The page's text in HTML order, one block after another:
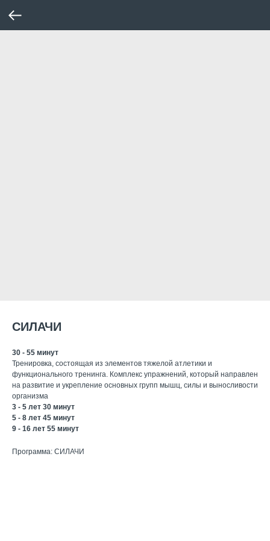
СИЛАЧИ
30 - 55 минут
Тренировка, состоящая из элементов тяжелой атлетики и
функционального тренинга. Комплекс упражнений, который направлен
на развитие и укрепление основных групп мышц, силы и выносливости
организма
3 - 5 лет 30 минут
5 - 8 лет 45 минут
9 - 16 лет 55 минут
Программа: СИЛАЧИ